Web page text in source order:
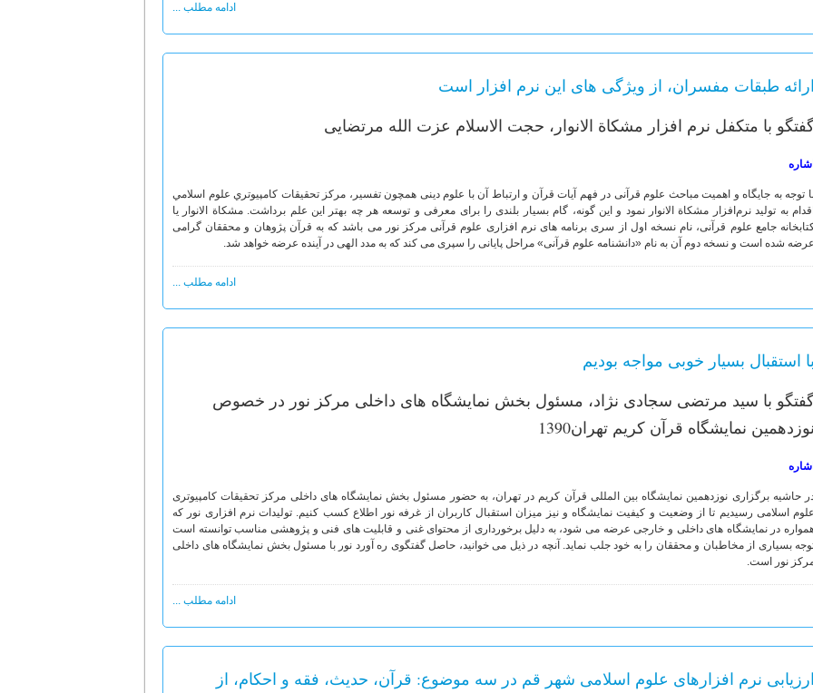
ادامه مطلب ...
ارائه طبقات مفسران، از ویژگی های این نرم افزار است
با متکفل نرم افزار مشکاة الانوار، حجت الاسلام عزت الله مرتضایی
اشاره
توجه به جايگاه و اهميت مباحث علوم قرآنی در فهم آیات قرآن و ارتباط آن با علوم دینی همچون تفسیر، مركز تحقيقات كامپيوتري علوم اسلامي
اقدام به توليد نرم‌افزار مشکاة الانوار نمود و این گونه، گام بسیار بلندی را برای معرفی و توسعه هر چه بهتر این علم برداشت. مشکاة الانوار یا
جامع علوم قرآنى، نام نسخه اول از سرى برنامه هاى نرم افزارى علوم قرآنى مركز نور مى باشد كه به قرآن پژوهان و محققان گرامی
عرضه شده است و نسخه دوم آن به نام «دانشنامه علوم قرآنى» مراحل پايانى را سپرى مى كند كه به مدد الهی در آينده عرضه خواهد شد.
ادامه مطلب ...
با استقبال بسیار خوبی مواجه بودیم
با سید مرتضی سجادی نژاد، مسئول بخش نمایشگاه های داخلی مرکز نور در خصوص
نوزدهمین نمایشگاه قرآن کریم تهران1390
اشاره
حاشیه برگزاری نوزدهمین نمایشگاه بین المللی قرآن کریم در تهران، به حضور مسئول بخش نمایشگاه های داخلی مرکز تحقیقات کامپیوتری
علوم اسلامی رسیدیم تا از وضعیت و کیفیت نمایشگاه و نیز میزان استقبال کاربران از غرفه نور اطلاع کسب کنیم. تولیدات نرم افزاری نور که
در نمایشگاه های داخلی و خارجی عرضه می شود، به دلیل برخورداری از محتوای غنی و قابلیت های فنی و پژوهشی مناسب توانسته است
بسیاری از مخاطبان و محققان را به خود جلب نماید. آنچه در ذیل می خوانید، حاصل گفتگوی ره آورد نور با مسئول بخش نمایشگاه های داخلی
نور است.
ادامه مطلب ...
ارزیابی نرم افزارهای علوم اسلامی شهر قم در سه موضوع: قرآن، حدیث، فقه و احکام، از